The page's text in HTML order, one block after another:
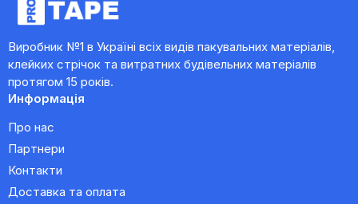
Виробник №1 в Україні всіх видів пакувальних матеріалів,
клейких стрічок та витратних будівельних матеріалів
протягом 15 років.
Информація
Про нас
Партнери
Контакти
Доставка та оплата